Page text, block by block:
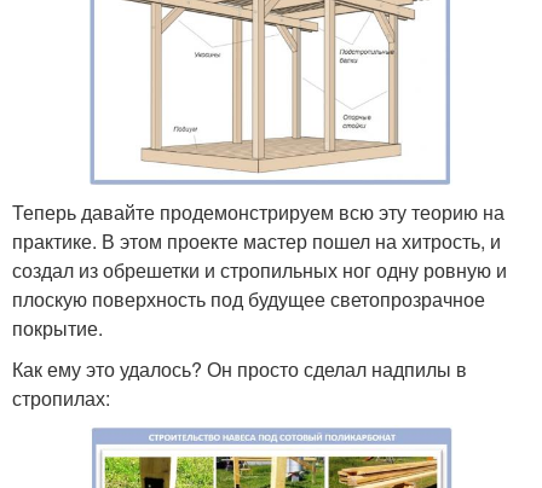
Теперь давайте продемонстрируем всю эту теорию на
практике. В этом проекте мастер пошел на хитрость, и
создал из обрешетки и стропильных ног одну ровную и
плоскую поверхность под будущее светопрозрачное
покрытие.
Как ему это удалось? Он просто сделал надпилы в
стропилах: